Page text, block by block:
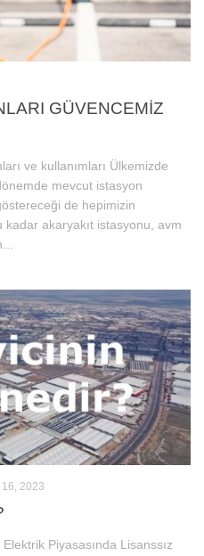
GÜVENCEMİZ
ve kullanımları Ülkemizde
mevcut istasyon
de hepimizin
kadar akaryakıt istasyonu, avm
2023
Piyasasında Lisanssız